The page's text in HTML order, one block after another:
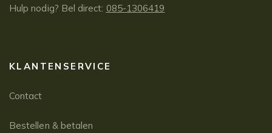
Hulp nodig? Bel direct: 085-1306419
KLANTENSERVICE
Contact
Bestellen & betalen